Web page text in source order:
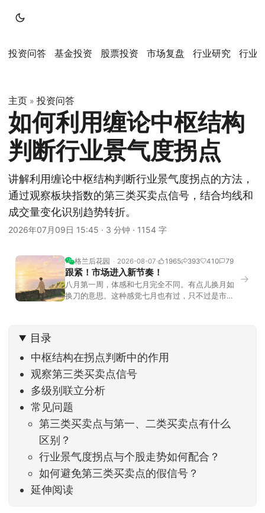
投资问答 基金投资 股票投资 市场复盘 行业研究 行业
主页 » 投资问答
如何利用缠论中枢结构
判断行业景气度拐点
讲解利用缠论中枢结构判断行业景气度拐点的方法，
通过观察板块指数的第三类买卖点信号，结合均线和
成交量变化识别趋势转折。
2026年07月09日 15:45 · 3 分钟 · 1154 字
格兰后花园 2026-08-07 1965 393 410 79
跟紧！市场进入新节奏！
八月第一周，体感和七月完全不同。有点儿换月如
换刀的意思。这种感觉七月也有过，只不过是市场
家感受到了春天般的暖风。指数涨了百点，交易额
回暖到2
→
目录
中枢结构在拐点判断中的作用
观察第三类买卖点信号
多级别联立分析
常见问题
第三类买卖点与第一、二类买卖点有什么
区别？
行业景气度拐点与个股走势如何配合？
如何避免第三类买卖点的假信号？
延伸阅读